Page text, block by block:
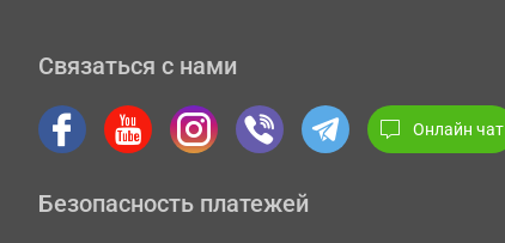
Связаться с нами
Онлайн чат
Безопасность платежей